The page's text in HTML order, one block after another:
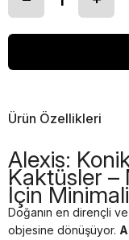
Ürün Özellikleri
Alexis:
Kaktüsler –
İçin
Doğanın en dirençli
objesine dönüşüyor.